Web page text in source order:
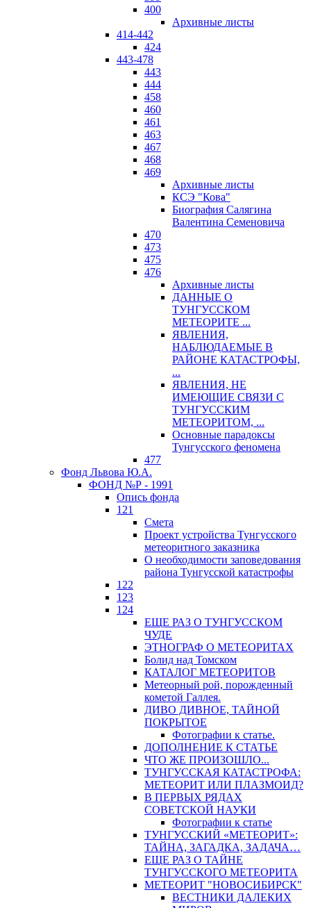
400
Архивные листы
414-442
424
443-478
443
444
458
460
461
463
467
468
469
Архивные листы
КСЭ "Кова"
Биография Салягина
Валентина Семеновича
470
473
475
476
Архивные листы
ДАННЫЕ О
ТУНГУССКОМ
МЕТЕОРИТЕ ...
ЯВЛЕНИЯ,
НАБЛЮДАЕМЫЕ В
РАЙОНЕ КАТАСТРОФЫ,
...
ЯВЛЕНИЯ, НЕ
ИМЕЮЩИЕ СВЯЗИ С
ТУНГУССКИМ
МЕТЕОРИТОМ, ...
Основные парадоксы
Тунгусского феномена
477
Фонд Львова Ю.А.
ФОНД №Р - 1991
Опись фонда
121
Смета
Проект устройства Тунгусского
метеоритного заказника
О необходимости заповедования
района Тунгусской катастрофы
122
123
124
ЕЩЕ РАЗ О ТУНГУССКОМ
ЧУДЕ
ЭТНОГРАФ О МЕТЕОРИТАХ
Болид над Томском
КАТАЛОГ МЕТЕОРИТОВ
Метеорный рой, порожденный
кометой Галлея.
ДИВО ДИВНОЕ, ТАЙНОЙ
ПОКРЫТОЕ
Фотографии к статье.
ДОПОЛНЕНИЕ К СТАТЬЕ
ЧТО ЖЕ ПРОИЗОШЛО...
ТУНГУССКАЯ КАТАСТРОФА:
МЕТЕОРИТ ИЛИ ПЛАЗМОИД?
В ПЕРВЫХ РЯДАХ
СОВЕТСКОЙ НАУКИ
Фотографии к статье
ТУНГУССКИЙ «МЕТЕОРИТ»:
ТАЙНА, ЗАГАДКА, ЗАДАЧА…
ЕЩЕ РАЗ О ТАЙНЕ
ТУНГУССКОГО МЕТЕОРИТА
МЕТЕОРИТ "НОВОСИБИРСК"
ВЕСТНИКИ ДАЛЕКИХ